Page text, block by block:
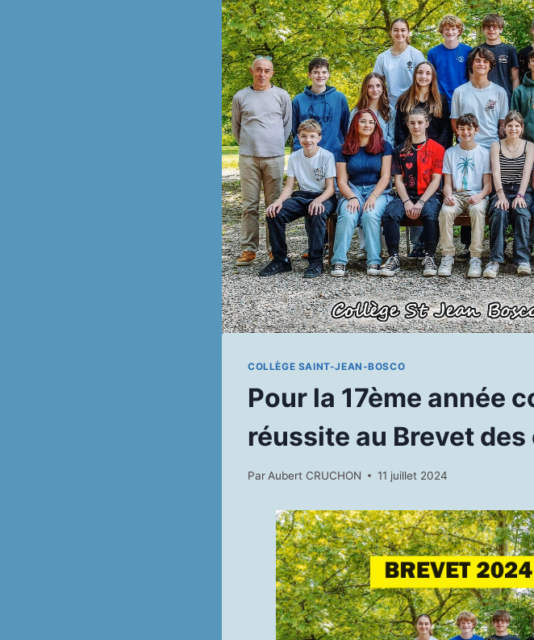
COLLÈGE SAINT-JEAN-BOSCO
Pour la 17ème année
réussite au Brevet
Par Aubert CRUCHON 11 juillet 2024